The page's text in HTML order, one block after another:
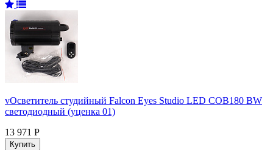
vОсветитель студийный Falcon Eyes Studio LED COB180 BW
светодиодный (уценка 01)
13 971 Р